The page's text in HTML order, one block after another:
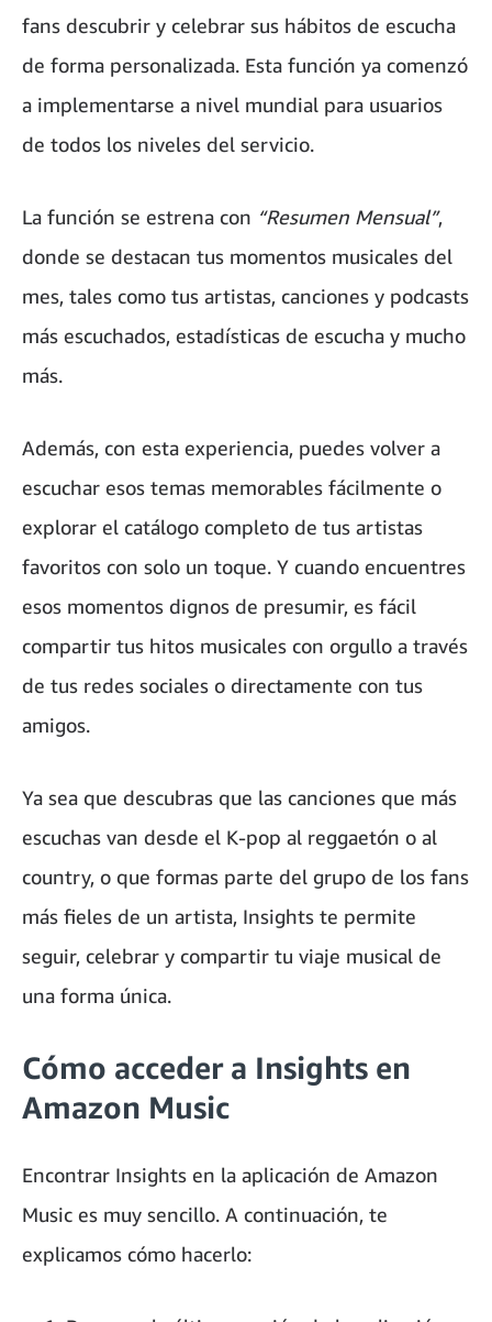
fans descubrir y celebrar sus hábitos de escucha
de forma personalizada. Esta función ya comenzó
a implementarse a nivel mundial para usuarios
de todos los niveles del servicio.
La función se estrena con “Resumen Mensual”,
donde se destacan tus momentos musicales del
mes, tales como tus artistas, canciones y podcasts
más escuchados, estadísticas de escucha y mucho
más.
Además, con esta experiencia, puedes volver a
escuchar esos temas memorables fácilmente o
explorar el catálogo completo de tus artistas
favoritos con solo un toque. Y cuando encuentres
esos momentos dignos de presumir, es fácil
compartir tus hitos musicales con orgullo a través
de tus redes sociales o directamente con tus
amigos.
Ya sea que descubras que las canciones que más
escuchas van desde el K-pop al reggaetón o al
country, o que formas parte del grupo de los fans
más fieles de un artista, Insights te permite
seguir, celebrar y compartir tu viaje musical de
una forma única.
Cómo acceder a Insights en
Amazon Music
Encontrar Insights en la aplicación de Amazon
Music es muy sencillo. A continuación, te
explicamos cómo hacerlo: